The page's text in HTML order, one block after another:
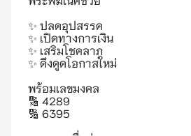
✨ ปลดอุปสรรค
✨ เปิดทางการเงิน
✨ เสริมโชคลาภ
✨ ดึงดูดโอกาสใหม่
พร้อมเลขมงคล
🔢 4289
🔢 6395